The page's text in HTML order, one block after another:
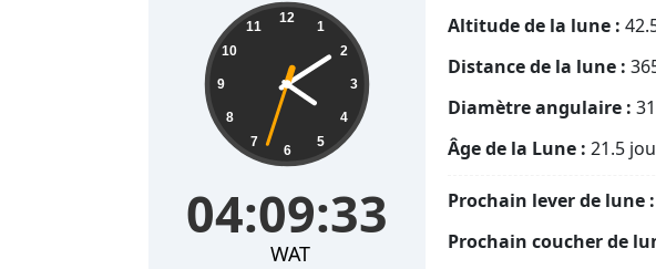
04:09:33 12
1
2
3
4
5
6
7
8
9
10
11
04:09:33
WAT
Altitude de la lune :
Distance de la lune :
Diamètre angulaire :
Âge de la Lune : 21.5
Prochain lever de lune :
Prochain coucher de